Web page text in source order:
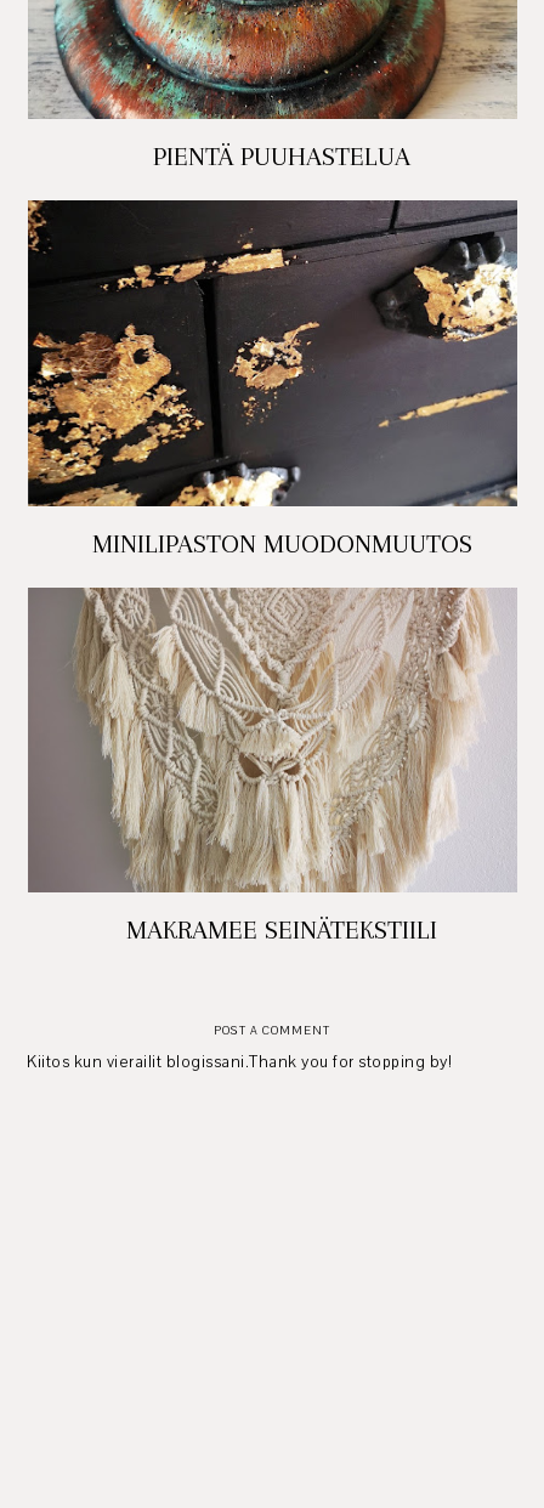
PIENTÄ PUUHASTELUA
MINILIPASTON MUODONMUUTOS
MAKRAMEE SEINÄTEKSTIILI
POST A COMMENT
Kiitos kun vierailit blogissani.Thank you for stopping by!